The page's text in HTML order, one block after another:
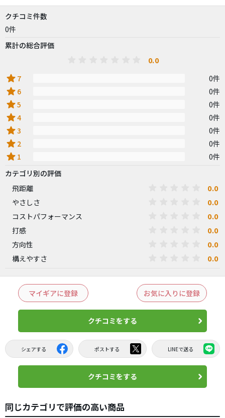
クチコミ件数
0件
累計の総合評価
0.0
star 7 0件
star 6 0件
star5 0件
star4 0件
star3 0件
star 2 0件
star 1
0件
カテゴリ別の評価
飛距離
0.0
やさしさ 0.0
コストパフォーマンス 0.0
打感 0.0
方向性 0.0
構えやすさ 0.0
マイギアに登録 お気に入りに登録
クチコミをする
シェアする ポストする LINEで送る
クチコミをする
同じカテゴリで評価の高い商品